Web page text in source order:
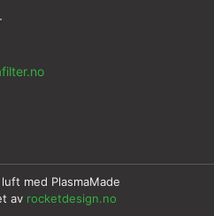
med PlasmaMade
av rocketdesign.no